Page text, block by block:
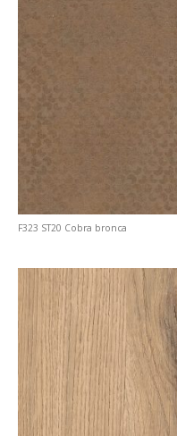
F323 ST20 Cobra bronca